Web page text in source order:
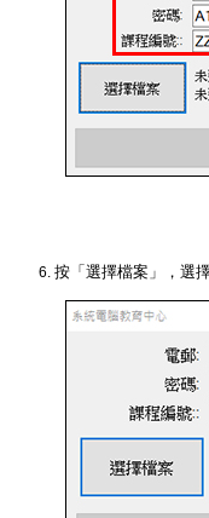
按「選擇檔案」，選